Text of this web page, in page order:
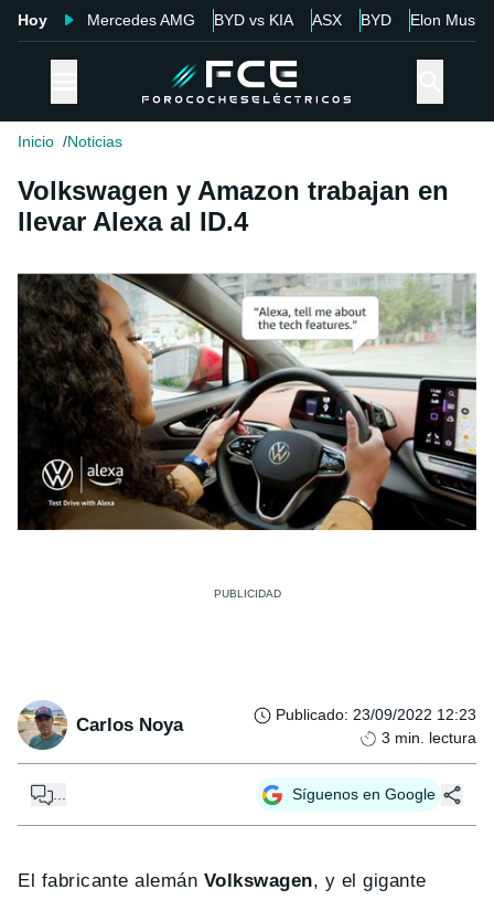
Hoy Mercedes AMG BYD vs KIA ASX BYD Elon Musk
Inicio Noticias
Volkswagen y Amazon trabajan en
llevar Alexa al ID.4
Carlos Noya Publicado: 23/09/2022 12:23
3 min. lectura
... Síguenos en Google
El fabricante alemán Volkswagen, y el gigante